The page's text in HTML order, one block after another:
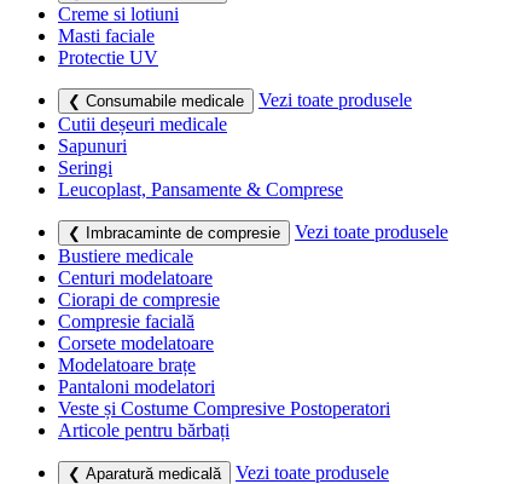
Creme si lotiuni
Masti faciale
Protectie UV
❮ Consumabile medicale
Vezi toate produsele
Cutii deșeuri medicale
Sapunuri
Seringi
Leucoplast, Pansamente & Comprese
❮ Imbracaminte de compresie
Vezi toate produsele
Bustiere medicale
Centuri modelatoare
Ciorapi de compresie
Compresie facială
Corsete modelatoare
Modelatoare brațe
Pantaloni modelatori
Veste și Costume Compresive Postoperatori
Articole pentru bărbați
❮ Aparatură medicală
Vezi toate produsele